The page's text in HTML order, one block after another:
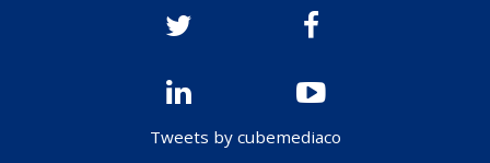
Tweets by cubemediaco